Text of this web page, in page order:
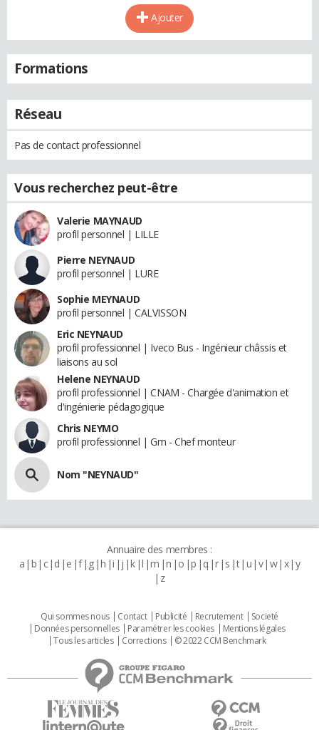
Ajouter
Formations
Réseau
Pas de contact professionnel
Vous recherchez peut-être
Valerie MAYNAUD
profil personnel | LILLE
Pierre NEYNAUD
profil personnel | LURE
Sophie MEYNAUD
profil personnel | CALVISSON
Eric NEYNAUD
profil professionnel | Iveco Bus - Ingénieur châssis et
liaisons au sol
Helene NEYNAUD
profil professionnel | CNAM - Chargée d'animation et
d'ingénierie pédagogique
Chris NEYMO
profil professionnel | Gm - Chef monteur
Nom "NEYNAUD"
Annuaire des membres :
a b c d e f g h i j k l m n o p q r s t u v w x y
z
Qui sommes nous Contact Publicité Recrutement
Societé
Données personnelles
Paramétrer les cookies
Mentions légales
Tous les articles
Corrections © 2022 CCM Benchmark